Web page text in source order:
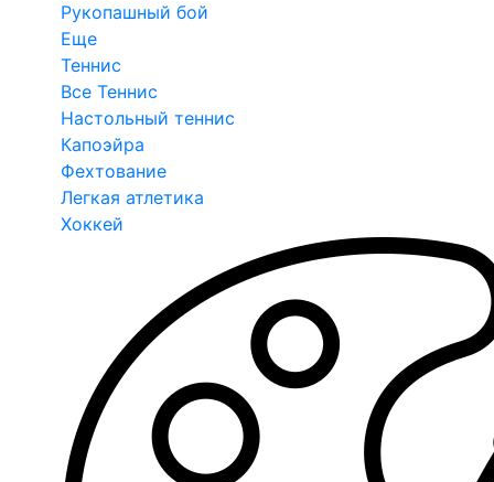
Рукопашный бой
Еще
Теннис
Все Теннис
Настольный теннис
Капоэйра
Фехтование
Легкая атлетика
Хоккей